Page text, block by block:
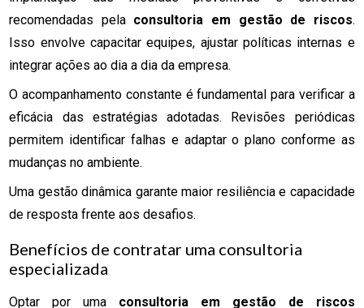
recomendadas pela consultoria em gestão de riscos.
Isso envolve capacitar equipes, ajustar políticas internas e
integrar ações ao dia a dia da empresa.
O acompanhamento constante é fundamental para verificar a
eficácia das estratégias adotadas. Revisões periódicas
permitem identificar falhas e adaptar o plano conforme as
mudanças no ambiente.
Uma gestão dinâmica garante maior resiliência e capacidade
de resposta frente aos desafios.
Benefícios de contratar uma consultoria
especializada
Optar por uma consultoria em gestão de riscos